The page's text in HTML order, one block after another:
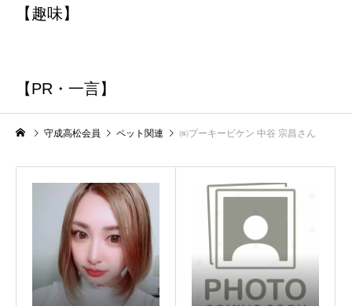
例会参加申込み（他会場）
例会参加申込み
守成クラブとは
入会案内
【趣味】
【PR・一言】
守成高松会員 ペット関連 ㈱プーキービケン 中谷 宗昌さん